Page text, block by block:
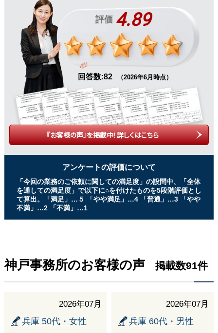
回答数:82 （2026年6月時点）
評価 4.89
『お客様の声』を掲載中！詳しくはこちら
アンケートの評価について
「今回の業務のご依頼に関しての満足度」の設問中、「全体
を通しての満足度」で以下に○を付けたものを5段階評価とし
て算出。「満足」…５ 「やや満足」…4 「普通」…3 「やや
不満」…2 「不満」…1
神戸事務所のお客様の声 掲載数91件
2026年07月
兵庫 50代・女性
2026年07月
兵庫 60代・男性